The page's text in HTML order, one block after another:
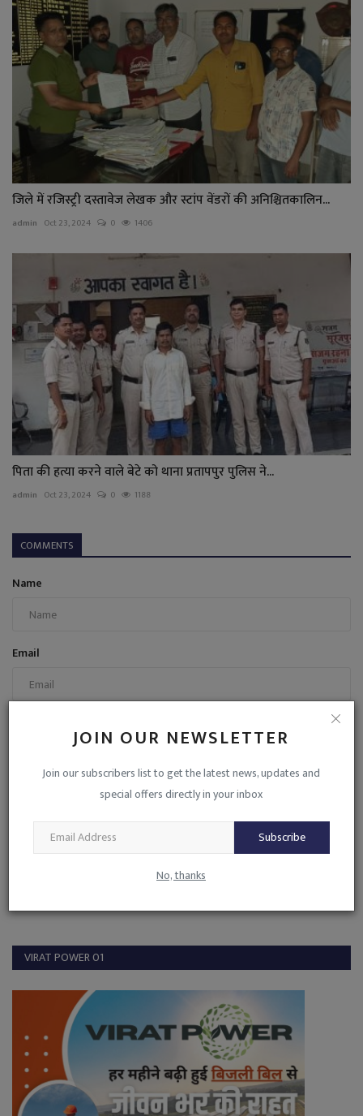
JOIN OUR NEWSLETTER
Join our subscribers list to get the latest news, updates and
special offers directly in your inbox
Subscribe
No, thanks
जिले में रजिस्ट्री दस्तावेज लेखक और स्टांप वेंडरों की अनिश्चितकालिन...
admin Oct 23, 2024 0 1406
पिता की हत्या करने वाले बेटे को थाना प्रतापपुर पुलिस ने...
admin Oct 23, 2024 0 1188
COMMENTS
Name
Email
Post Comment
VIRAT POWER 01